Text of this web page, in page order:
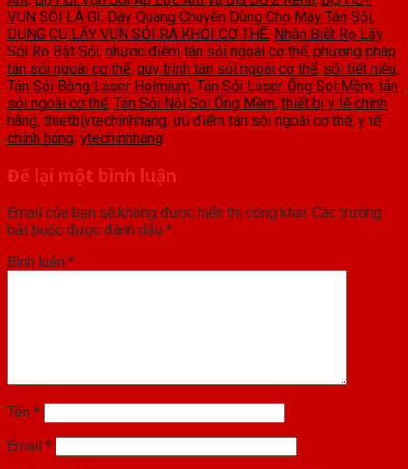
VỤN SỎI LÀ GÌ , Dây Quang Chuyên Dùng Cho Máy Tán Sỏi,
DỤNG CỤ LẤY VỤN SỎI RA KHỎI CƠ THỂ, Nhận Biết Rọ Lấy
Sỏi Rọ Bắt Sỏi, nhược điểm tán sỏi ngoài cơ thể, phương pháp
tán sỏi ngoài cơ thể, quy trình tán sỏi ngoài cơ thể, sỏi tiết niệu,
Tán Sỏi Bằng Laser Holmium, Tán Sỏi Laser Ống Soi Mềm, tán
sỏi ngoài cơ thể, Tán Sỏi Nội Soi Ống Mềm, thiết bị y tế chính
hãng, thietbiytechinhhang, ưu điểm tán sỏi ngoài cơ thể, y tế
chính hãng, ytechinhhang.
Để lại một bình luận
Email của bạn sẽ không được hiển thị công khai. Các trường
bắt buộc được đánh dấu *
Bình luận *
Tên *
Email *